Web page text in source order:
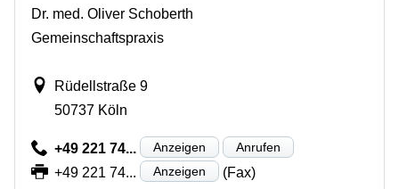
Dr. med. Oliver Schoberth
Gemeinschaftspraxis
Rüdellstraße 9
50737 Köln
+49 221 74... Anzeigen Anrufen
+49 221 74... Anzeigen (Fax)